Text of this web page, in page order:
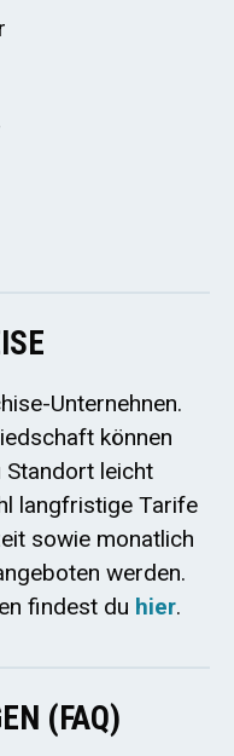
Unternehnen.
können
Standort leicht
langfristige Tarife
sowie monatlich
werden.
findest du hier.
(FAQ)